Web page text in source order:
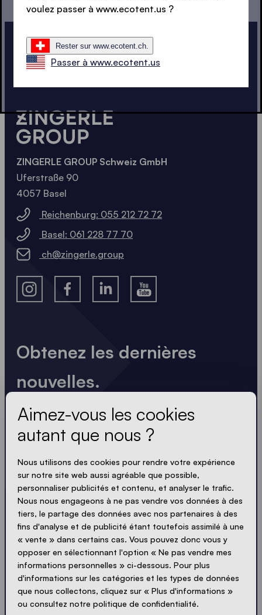
Obtenez les dernières
nouvelles.
Toujours à jour. Pas de spam ! Nous sommes brefs
et percutants. Tout comme nos tentes.
ACCEPTER LA POLITIQUE DE PROTECTION
PRIVACY
Envoyer
LOADING - LOADING - LOADING - LOADING -
© Ecotent®
Catalogue
ZINGERLE GROUP Schweiz GmbH
Uferstraße 90
4057 Basel
Reichenburg: 055 212 72 72
Basel: 061 228 77 70
ch@zingerle.group
voulez passer à www.ecotent.us ?
Rester sur www.ecotent.ch.
Passer à www.ecotent.us
Aimez-vous les cookies
autant que nous ?
Nous utilisons des cookies pour rendre votre expérience
sur notre site web aussi agréable que possible,
personnaliser publicités et contenu, et analyser le trafic.
Nous nous engageons à ne pas vendre vos données à des
tiers, le partage des données avec nos partenaires à des
fins d'analyse et de publicité étant toutefois assimilé à une
« vente » dans certains cas. Vous pouvez donc vous y
opposer en sélectionnant l'option « Ne pas vendre mes
informations personnelles » ci-dessous. Pour plus
d'informations sur les catégories et les types de données
que nous collectons, cliquez sur « Plus d'informations »
ou consultez notre politique de confidentialité.